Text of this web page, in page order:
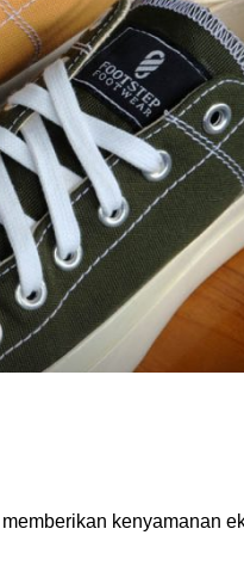
kenyamanan